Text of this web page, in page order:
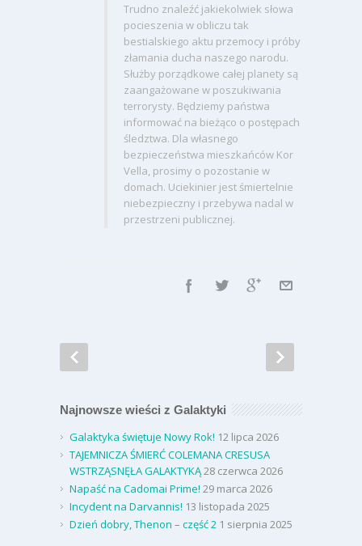
Trudno znaleźć jakiekolwiek słowa
pocieszenia w obliczu tak
bestialskiego aktu przemocy i próby
złamania ducha naszego narodu.
Służby porządkowe całej planety są
zaangażowane w poszukiwania
terrorysty. Będziemy państwa
informować na bieżąco o postępach
śledztwa. Dla własnego
bezpieczeństwa mieszkańców Kor
Vella, prosimy o pozostanie w
domach. Uciekinier jest śmiertelnie
niebezpieczny i przebywa nadal w
przestrzeni publicznej.
Najnowsze wieści z Galaktyki
Galaktyka świętuje Nowy Rok! 12 lipca 2026
TAJEMNICZA ŚMIERĆ COLEMANA CRESUSA
WSTRZĄSNĘŁA GALAKTYKĄ28 czerwca 2026
Napaść na Cadomai Prime! 29 marca 2026
Incydent na Darvannis! 13 listopada 2025
Dzień dobry, Thenon – część 2 1 sierpnia 2025